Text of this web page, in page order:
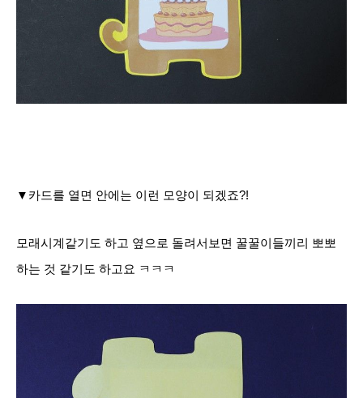
▼카드를 열면 안에는 이런 모양이 되겠죠?!
모래시계같기도 하고 옆으로 돌려서보면 꿀꿀이들끼리 뽀뽀
하는 것 같기도 하고요 ㅋㅋㅋ